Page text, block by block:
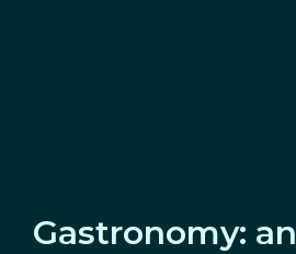
Gastronomy: an